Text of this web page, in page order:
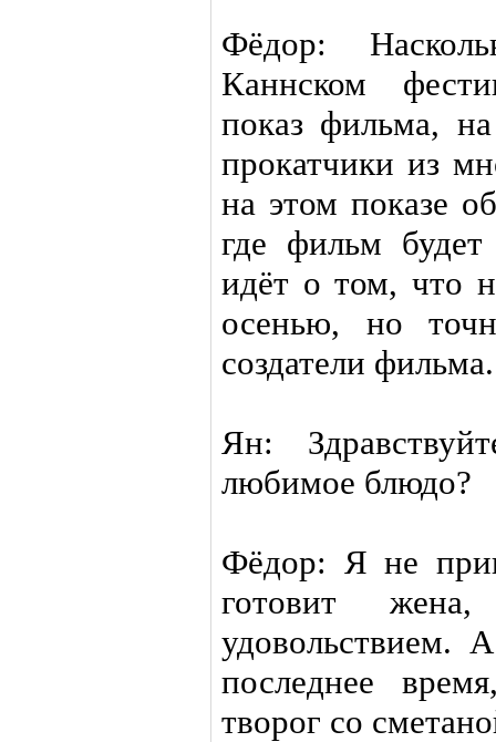
Фёдор:
Каннском
показ фильма,
прокатчики из
на этом показе
где фильм
идёт о том, что
осенью, но
создатели фильма.
Ян:
любимое блюдо?
Фёдор: Я не
готовит
удовольствием.
последнее
творог со